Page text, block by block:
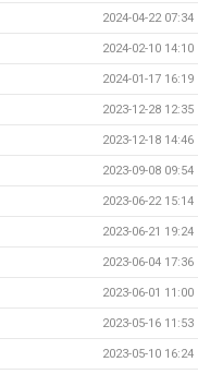
2024-04-22 07:34
2024-02-10 14:10
2024-01-17 16:19
2023-12-28 12:35
2023-12-18 14:46
2023-09-08 09:54
2023-06-22 15:14
2023-06-21 19:24
2023-06-04 17:36
2023-06-01 11:00
2023-05-16 11:53
2023-05-10 16:24